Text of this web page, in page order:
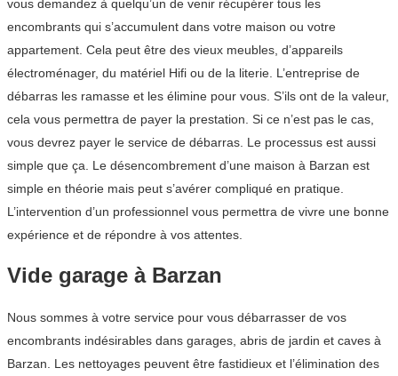
vous demandez à quelqu’un de venir récupérer tous les
encombrants qui s’accumulent dans votre maison ou votre
appartement. Cela peut être des vieux meubles, d’appareils
électroménager, du matériel Hifi ou de la literie. L’entreprise de
débarras les ramasse et les élimine pour vous. S’ils ont de la valeur,
cela vous permettra de payer la prestation. Si ce n’est pas le cas,
vous devrez payer le service de débarras. Le processus est aussi
simple que ça. Le désencombrement d’une maison à Barzan est
simple en théorie mais peut s’avérer compliqué en pratique.
L’intervention d’un professionnel vous permettra de vivre une bonne
expérience et de répondre à vos attentes.
Vide garage à Barzan
Nous sommes à votre service pour vous débarrasser de vos
encombrants indésirables dans garages, abris de jardin et caves à
Barzan. Les nettoyages peuvent être fastidieux et l’élimination des